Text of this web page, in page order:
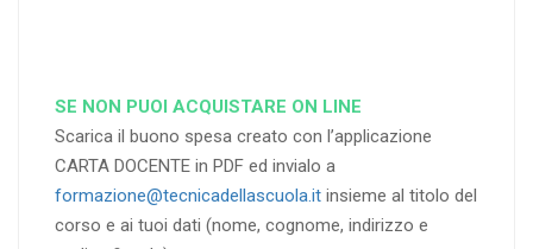
SE NON PUOI ACQUISTARE ON LINE
Scarica il buono spesa creato con l’applicazione
CARTA DOCENTE in PDF ed invialo a
formazione@tecnicadellascuola.it insieme al titolo del
corso e ai tuoi dati (nome, cognome, indirizzo e